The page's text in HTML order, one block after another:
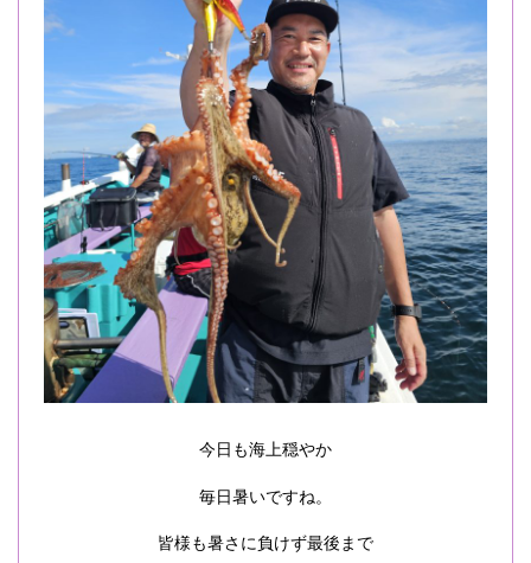
今日も海上穏やか
毎日暑いですね。
皆様も暑さに負けず最後まで